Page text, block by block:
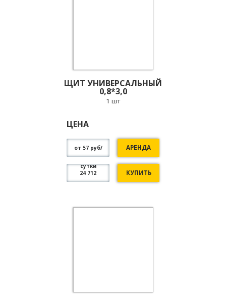
ЩИТ УНИВЕРСАЛЬНЫЙ
0,8*3,0
1 шт
ЦЕНА
от 57 руб/
сутки
АРЕНДА
24 712 КУПИТЬ